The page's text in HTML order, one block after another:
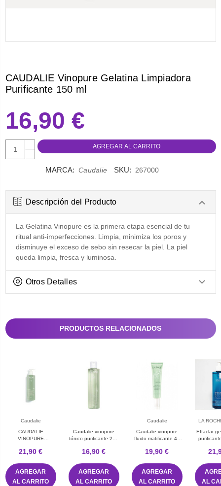
CAUDALIE Vinopure Gelatina Limpiadora
Purificante 150 ml
16,90 €
AUMENTAR
CANTIDAD:
DISMINUIR
MARCA: Caudalie SKU: 267000
Descripción del Producto
La Gelatina Vinopure es la primera etapa esencial de tu
ritual anti-imperfecciones. Limpia, minimiza los poros y
disminuye el exceso de sebo sin resecar la piel. La piel
queda limpia, fresca y luminosa.
Otros Detalles
PRODUCTOS RELACIONADOS
Caudalie
CAUDALIE
VINOPURE
LIMPIADORA
21,90 €
AGREGAR
AL CARRITO
Caudalie vinopure
tónico purificante 200
16,90 €
AGREGAR
AL CARRITO
Caudalie
Caudalie vinopure
fluido matificante 40
19,90 €
AGREGAR
AL CARRITO
LA
Effaclar
AL